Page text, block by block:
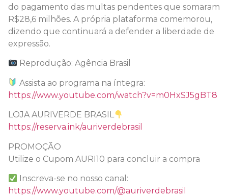
do pagamento das multas pendentes que somaram
R$28,6 milhões. A própria plataforma comemorou,
dizendo que continuará a defender a liberdade de
expressão.
Reprodução: Agência Brasil
Assista ao programa na íntegra:
https://www.youtube.com/watch?v=m0HxSJ5gBT8
LOJA AURIVERDE BRASIL
https://reserva.ink/auriverdebrasil
PROMOÇÃO
Utilize o Cupom AURI10 para concluir a compra
Inscreva-se no nosso canal:
https://www.youtube.com/@auriverdebrasil